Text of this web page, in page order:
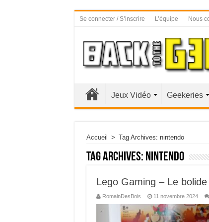
Se connecter / S’inscrire L’équipe Nous
Jeux Vidéo Geekeries
Accueil > Tag Archives: nintendo
Tag Archives: nintendo
Lego Gaming – Le
RomainDesBois 11 novembre 2024